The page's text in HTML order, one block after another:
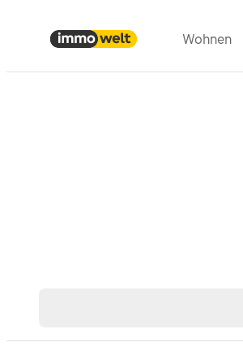
Wohnen